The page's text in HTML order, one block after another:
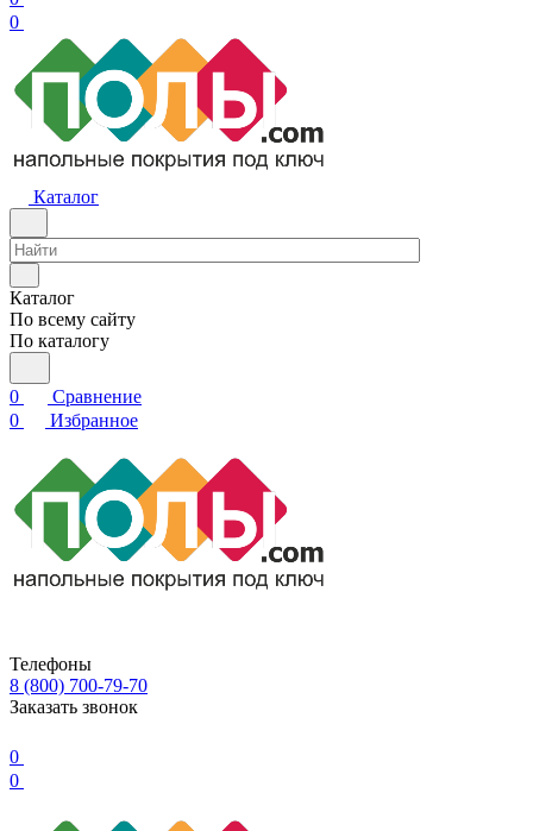
0
Каталог
Каталог
По всему сайту
По каталогу
0
Сравнение
0
Избранное
Телефоны
8 (800) 700-79-70
Заказать звонок
0
0